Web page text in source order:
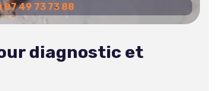
49 73 73 88
diagnostic et